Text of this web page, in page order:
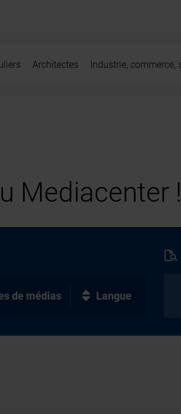
Architectes Industrie, commerce,
Mediacenter
de médias Langue